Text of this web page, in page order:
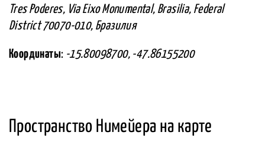
Tres Poderes, Via Eixo Monumental, Brasilia, Federal
District 70070-010, Бразилия
Координаты: -15.80098700, -47.86155200
Пространство Нимейера на карте